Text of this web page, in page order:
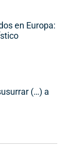
en Europa:
(…) a